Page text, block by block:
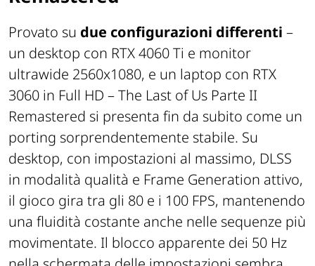
Provato su due configurazioni differenti –
un desktop con RTX 4060 Ti e monitor
ultrawide 2560x1080, e un laptop con RTX
3060 in Full HD –The Last of Us Parte II
Remastered si presenta fin da subito come un
porting sorprendentemente stabile. Su
desktop, con impostazioni al massimo, DLSS
in modalità qualità e Frame Generation attivo,
il gioco gira tra gli 80 e i 100 FPS, mantenendo
una fluidità costante anche nelle sequenze più
movimentate. Il blocco apparente dei 50 Hz